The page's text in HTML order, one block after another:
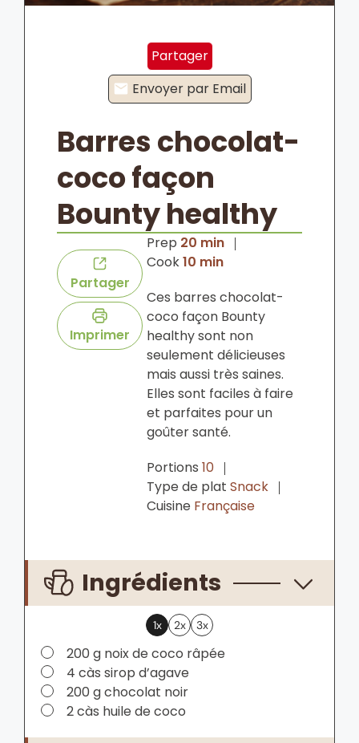
Partager
Envoyer par Email
Barres chocolat-
coco façon
Bounty healthy
Partager
Imprimer
Prep 20 minutes
min
Cook10 minutes
min
Ces barres chocolat-
coco façon Bounty
healthy sont non
seulement délicieuses
mais aussi très saines.
Elles sont faciles à faire
et parfaites pour un
goûter santé.
Portions 10
Type de plat Snack
Cuisine Française
Ingrédients
1x 2x 3x
▢
200 g noix de coco râpée
▢
4 càs sirop d’agave
▢
200 gchocolat noir
▢
2càs huile de coco